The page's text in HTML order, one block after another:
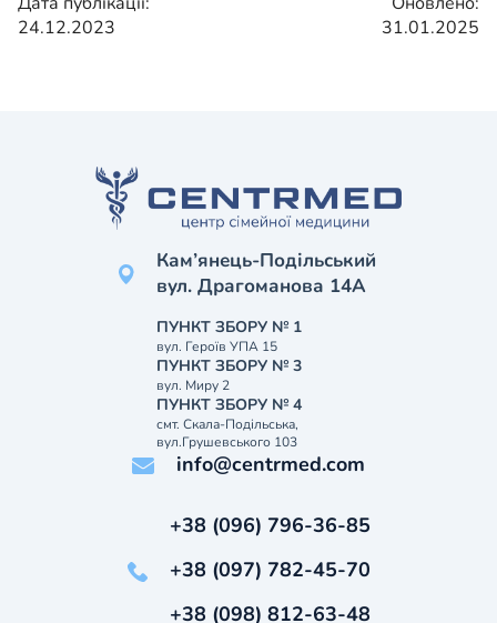
24.12.2023
31.01.2025
Кам’янець-Подільський
вул. Драгоманова 14А
ПУНКТ ЗБОРУ № 1
вул. Героїв УПА 15
ПУНКТ ЗБОРУ № 3
вул. Миру 2
ПУНКТ ЗБОРУ № 4
смт. Скала-Подільська,
вул.Грушевського 103
info@centrmed.com
+38 (096) 796-36-85
+38 (097) 782-45-70
+38 (098) 812-63-48